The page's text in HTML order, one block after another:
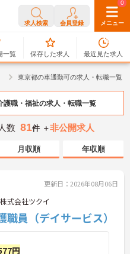
求人検索 会員登録 メニュー
一覧
0
保存した求人
0
最近見た求人
東京都の車通勤可の求人・転職一覧
護職・福祉の求人・転職一覧
数 81件 ＋非公開求人
月収順 年収順
更新日：2026年08月06日
株式会社ツクイ
職員（デイサービス）
円